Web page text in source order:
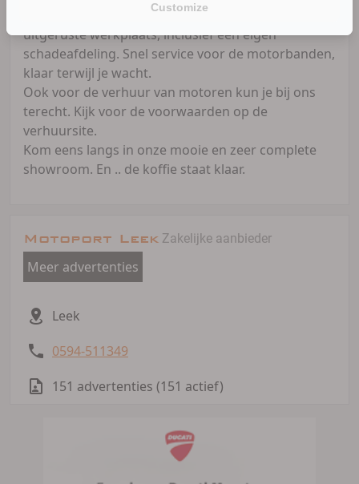
Verder beschikken we over een zeer goed
uitgeruste werkplaats, inclusief een eigen
schadeafdeling. Snel service voor de motorbanden,
klaar terwijl je wacht.
Ook voor de verhuur van motoren kun je bij ons
terecht. Kijk voor de voorwaarden op de
verhuursite.
Kom eens langs in onze mooie en zeer complete
showroom. En .. de koffie staat klaar.
Motoport Leek Zakelijke aanbieder
Meer advertenties
Leek
0594-511349
151 advertenties (151 actief)
Customize